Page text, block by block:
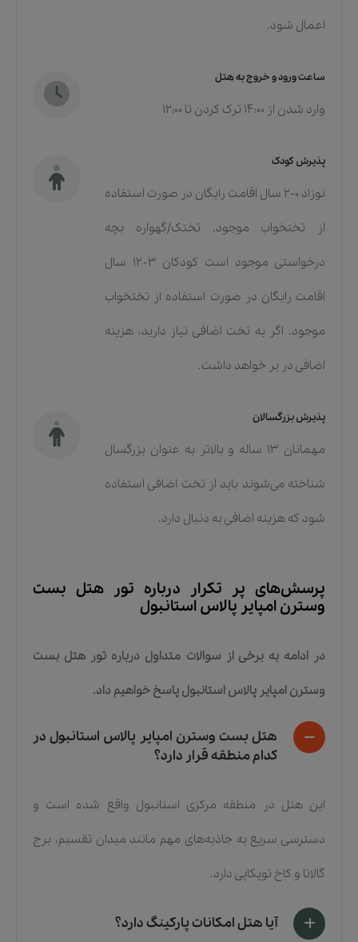
اعمال شود.
ساعت ورود و خروج به هتل
وارد شدن از 14:00 ترک کردن تا 12:00
پذیرش کودک
نوزاد ۰-۲ سال اقامت رایگان در صورت استفاده
از تختخواب موجود. تختک/گهواره بچه
درخواستی موجود است کودکان ۳-۱۲ سال
اقامت رایگان در صورت استفاده از تختخواب
موجود. اگر به تخت اضافی نیاز دارید، هزینه
اضافی در بر خواهد داشت.
پذیرش بزرگسالان
مهمانان ۱۳ ساله و بالاتر به عنوان بزرگسال
شناخته می‌شوند باید از تخت اضافی استفاده
شود که هزینه اضافی به دنبال دارد.
پرسش‌های پر تکرار درباره تور هتل بست
وسترن امپایر پالاس استانبول
در ادامه به برخی از سوالات متداول درباره تور هتل بست
وسترن امپایر پالاس استانبول پاسخ خواهیم داد.
هتل بست وسترن امپایر پالاس استانبول در
کدام منطقه قرار دارد؟
این هتل در منطقه مرکزی استانبول واقع شده است و
دسترسی سریع به جاذبه‌های مهم مانند میدان تقسیم، برج
گالاتا و کاخ توپکاپی دارد.
آیا هتل امکانات پارکینگ دارد؟